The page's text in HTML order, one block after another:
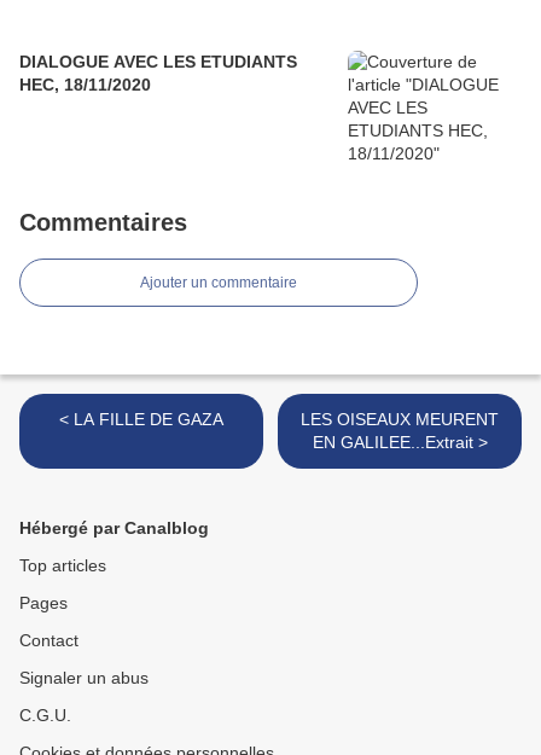
DIALOGUE AVEC LES ETUDIANTS
HEC, 18/11/2020
Commentaires
Ajouter un commentaire
< LA FILLE DE GAZA
LES OISEAUX MEURENT
EN GALILEE...Extrait >
Hébergé par Canalblog
Top articles
Pages
Contact
Signaler un abus
C.G.U.